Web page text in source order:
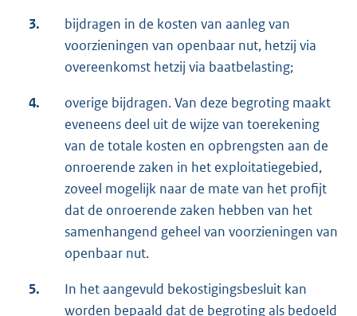
3.
bijdragen in de kosten van aanleg van
voorzieningen van openbaar nut, hetzij via
overeenkomst hetzij via baatbelasting;
4.
overige bijdragen. Van deze begroting maakt
eveneens deel uit de wijze van toerekening
van de totale kosten en opbrengsten aan de
onroerende zaken in het exploitatiegebied,
zoveel mogelijk naar de mate van het profijt
dat de onroerende zaken hebben van het
samenhangend geheel van voorzieningen van
openbaar nut.
5.
In het aangevuld bekostigingsbesluit kan
worden bepaald dat de begroting als bedoeld